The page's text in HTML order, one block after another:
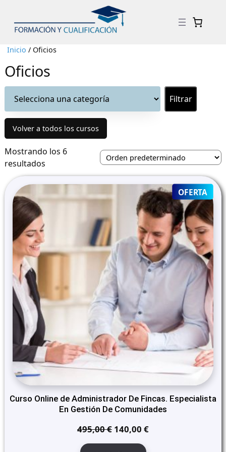
Inicio / Oficios
Oficios
una
categoría
Volver a todos los cursos
Mostrando los 6
resultados
OFERTA
ON
SALE
Curso Online de Administrador De Fincas. Especialista
En Gestión De Comunidades
495,00€ El
precio
140,00 €El